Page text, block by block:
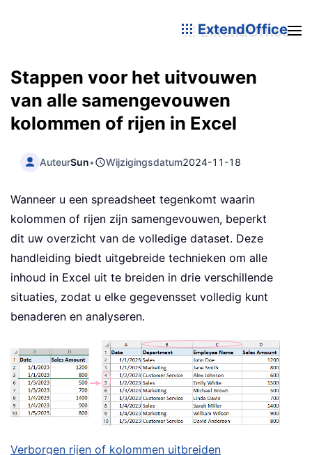
ExtendOffice
Stappen voor het uitvouwen
van alle samengevouwen
kolommen of rijen in Excel
AuteurSun• Wijzigingsdatum2024-11-18
Wanneer u een spreadsheet tegenkomt waarin
kolommen of rijen zijn samengevouwen, beperkt
dit uw overzicht van de volledige dataset. Deze
handleiding biedt uitgebreide technieken om alle
inhoud in Excel uit te breiden in drie verschillende
situaties, zodat u elke gegevensset volledig kunt
benaderen en analyseren.
Verborgen rijen of kolommen uitbreiden